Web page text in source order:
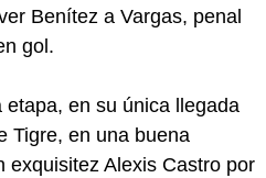
Benítez a Vargas, penal
gol.
en su única llegada
Tigre, en una buena
exquisitez Alexis Castro por